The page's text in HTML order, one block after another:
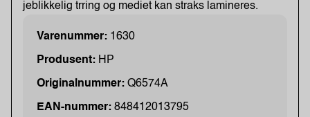
jeblikkelig trring og mediet kan straks lamineres.
Varenummer: 1630
Produsent: HP
Originalnummer: Q6574A
EAN-nummer: 848412013795